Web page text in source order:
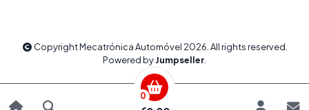
0
Copyright Mecatrónica Automóvel 2026. All rights reserved.
Powered byJumpseller